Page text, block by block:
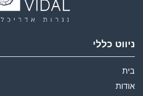
ניווט כללי
בית
אודות